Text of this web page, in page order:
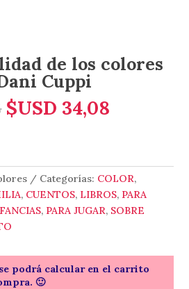
de los colores
Cuppi
El
precio
era:
$USD 40,28.
$USD 34,08
es:
$USD
Categorías: COLOR,
, CUENTOS, LIBROS, PARA
, PARA JUGAR, SOBRE
podrá calcular en el carrito
🙂